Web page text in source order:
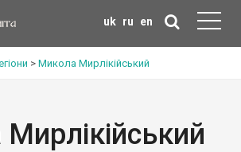
uk ru en
> Микола Мирлікійський